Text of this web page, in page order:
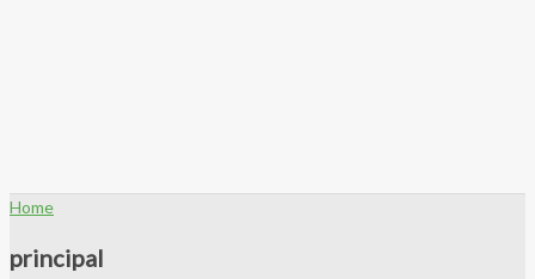
Home
principal